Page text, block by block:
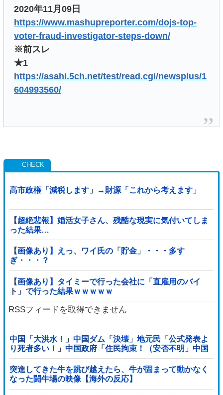
2020年11月09日
https://www.mashupreporter.com/dojs-top-
voter-fraud-investigator-steps-down/
※前スレ
★1
https://asahi.5ch.net/test/read.cgi/newsplus/1
604993560/
高市政権「減税します」→財源「これから考えます」
【超絶悲報】婚活女子さん、残酷な現実に気付いてしま
った結果…
【画像あり】えっ、ワイ氏の「貯金」・・・多す
ぎ・・・？
【画像あり】タイミーで行った会社に「直雇用のバイ
ト」で行った結果ｗｗｗｗｗ
RSSフィードを取得できません
中国「大洪水！」中国ダム「決壊」地元民「公式発表よ
り死者多い！」中国政府「住民拘束！（安否不明」中国
当局「救助隊動画も削除」台風13号「三峡ダム接近中」
→
突進してきた牛を跳び越えたら、牛が固まって動かなく
なった闘牛場の映像【海外の反応】